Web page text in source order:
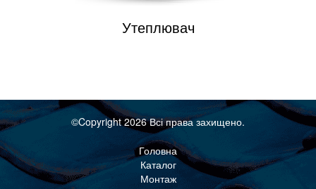
Утеплювач
©Copyright 2026 Всі права захищено.
Головна
Каталог
Монтаж